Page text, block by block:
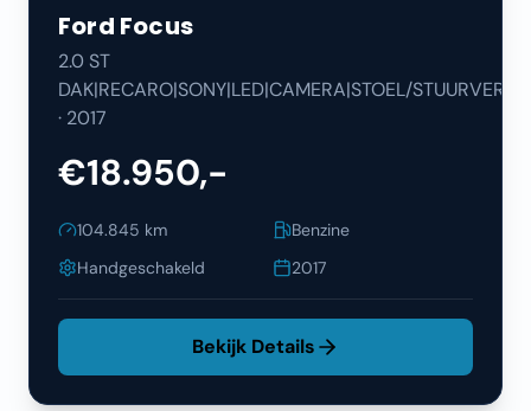
Ford Focus
2.0 ST
DAK|RECARO|SONY|LED|CAMERA|STOEL/STUURVERW|
· 2017
€18.950,-
104.845 km
Benzine
Handgeschakeld
2017
Bekijk Details